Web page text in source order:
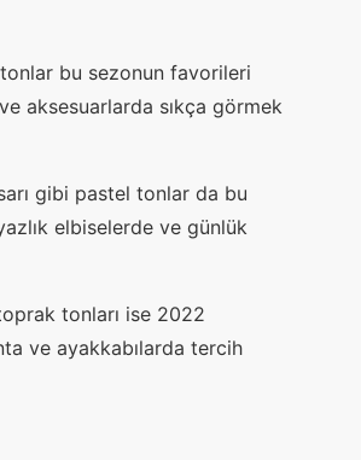
bu sezonun favorileri
aksesuarlarda sıkça görmek
gibi pastel tonlar da bu
elbiselerde ve günlük
tonları ise 2022
ve ayakkabılarda tercih